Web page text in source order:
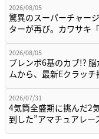
2026/08/05
驚異のスーパーチャー
ターが再び。カワサキ
2026/08/05
ブレンボ6基のカブ!?
ムから、最新Eクラッ
2026/07/31
4気筒全盛期に挑んだ2
到した”アマチュアレ